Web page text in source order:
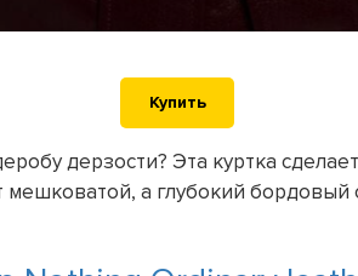
Купить
дерзости? Эта куртка
мешковатой, а глубокий бордовый